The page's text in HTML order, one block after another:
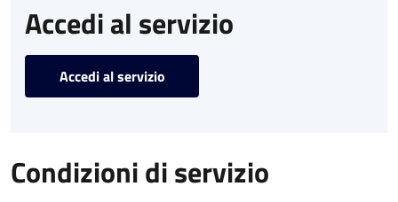
Accedi al servizio
Accedi al servizio
Condizioni di servizio